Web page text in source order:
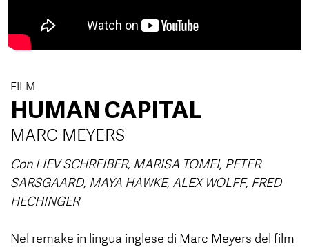
FILM
HUMAN CAPITAL
MARC MEYERS
Con LIEV SCHREIBER, MARISA TOMEI, PETER
SARSGAARD, MAYA HAWKE, ALEX WOLFF, FRED
HECHINGER
Nel remake in lingua inglese di Marc Meyers del film